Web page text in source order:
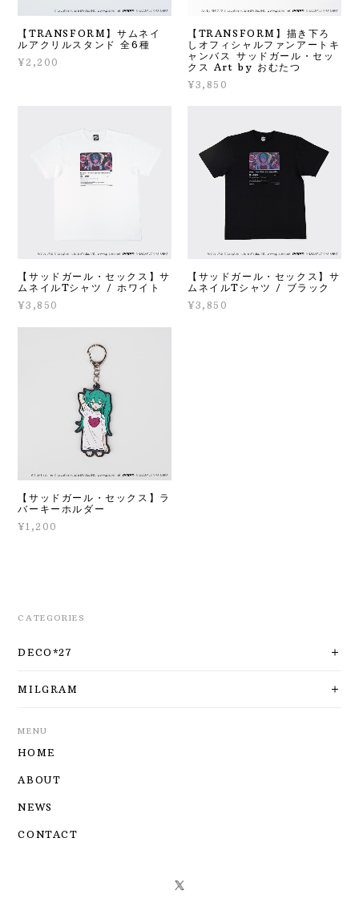
【TRANSFORM】サムネイ
ルアクリルスタンド 全6種
¥2,200
【TRANSFORM】描き下ろ
しオフィシャルファンアートキ
ャンバス サッドガール・セッ
クス Art by おむたつ
¥3,850
【サッドガール・セックス】サ
ムネイルTシャツ / ホワイト
¥3,850
【サッドガール・セックス】サ
ムネイルTシャツ / ブラック
¥3,850
【サッドガール・セックス】ラ
バーキーホルダー
¥1,200
CATEGORIES
DECO*27
MILGRAM
MENU
HOME
ABOUT
NEWS
CONTACT